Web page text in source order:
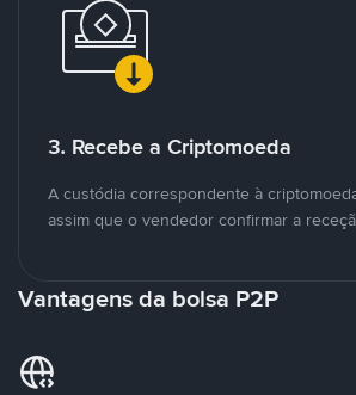
3. Recebe a Criptomoeda
A custódia correspondente à
assim que o vendedor confirmar a
Vantagens da bolsa P2P